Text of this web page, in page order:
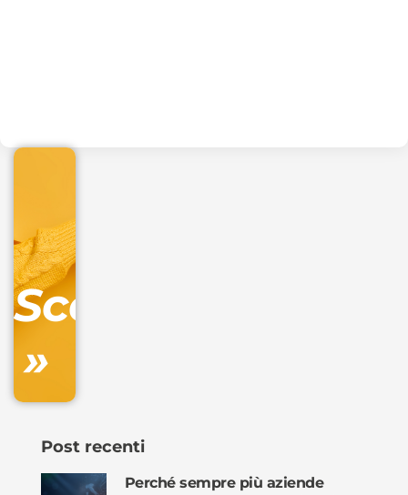
Scopri
»
Post recenti
Perché sempre più aziende